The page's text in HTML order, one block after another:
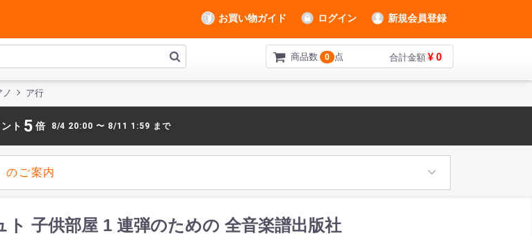
お買い物ガイド ログイン 新規会員登録
商品数 0 点 合計金額 ¥ 0
ノ ア行
ト 5 倍 8/4 20:00 〜 8/11 1:59 まで
のご案内
子供部屋 1 連弾のための 全音楽譜出版社